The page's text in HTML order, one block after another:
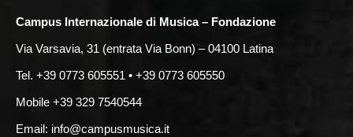
Campus Internazionale di Musica – Fondazione
Via Varsavia, 31 (entrata Via Bonn) – 04100 Latina
Tel. +39 0773 605551 • +39 0773 605550
Mobile +39 329 7540544
Email: info@campusmusica.it